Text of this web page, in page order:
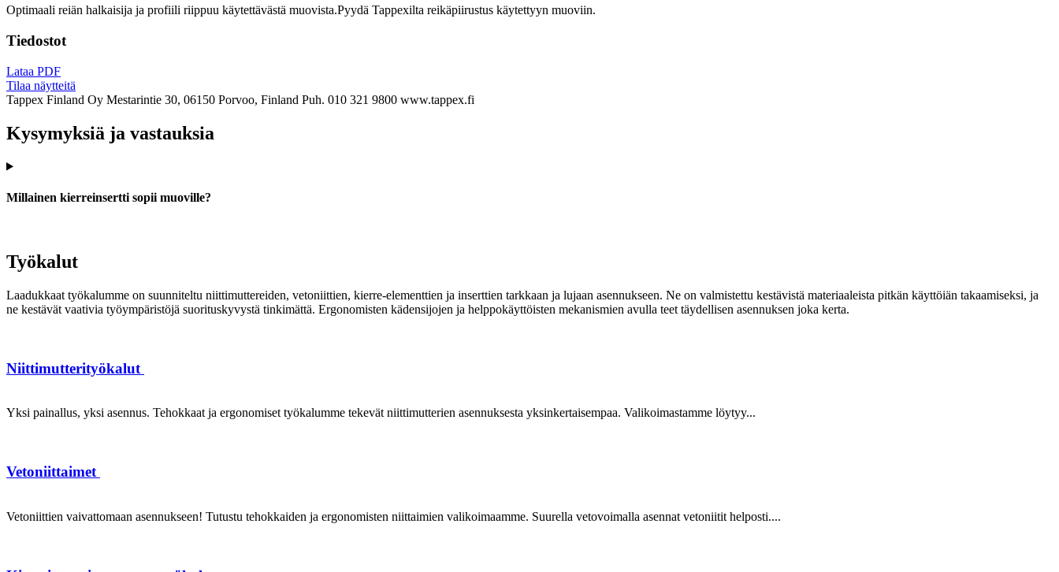
Optimaali reiän halkaisija ja profiili riippuu käytettävästä muovista.Pyydä Tappexilta reikäpiirustus käytettyyn muoviin.
Tiedostot
Lataa PDF
Tilaa näytteitä
Tappex Finland Oy Mestarintie 30, 06150 Porvoo, Finland Puh. 010 321 9800 www.tappex.fi
Kysymyksiä ja vastauksia
Millainen kierreinsertti sopii muoville?
Työkalut
Laadukkaat työkalumme on suunniteltu niittimuttereiden, vetoniittien, kierre-elementtien ja inserttien tarkkaan ja lujaan asennukseen. Ne on valmistettu kestävistä materiaaleista pitkän käyttöiän takaamiseksi, ja
ne kestävät vaativia työympäristöjä suorituskyvystä tinkimättä. Ergonomisten kädensijojen ja helppokäyttöisten mekanismien avulla teet täydellisen asennuksen joka kerta.
Niittimutterityökalut
Yksi painallus, yksi asennus. Tehokkaat ja ergonomiset työkalumme tekevät niittimutterien asennuksesta yksinkertaisempaa. Valikoimastamme löytyy...
Vetoniittaimet
Vetoniittien vaivattomaan asennukseen! Tutustu tehokkaiden ja ergonomisten niittaimien valikoimaamme. Suurella vetovoimalla asennat vetoniitit helposti....